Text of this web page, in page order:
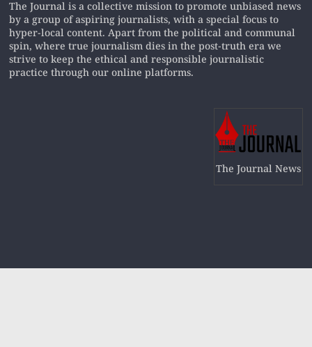
The Journal is a collective mission to promote unbiased news
by a group of aspiring journalists, with a special focus to
hyper-local content. Apart from the political and communal
spin, where true journalism dies in the post-truth era we
strive to keep the ethical and responsible journalistic
practice through our online platforms.
The Journal News